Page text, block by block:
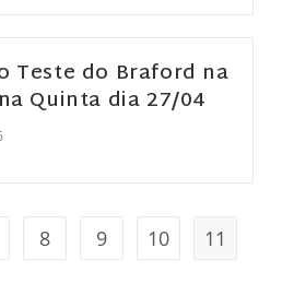
Teste do Braford na
Quinta dia 27/04
8 9 10 11